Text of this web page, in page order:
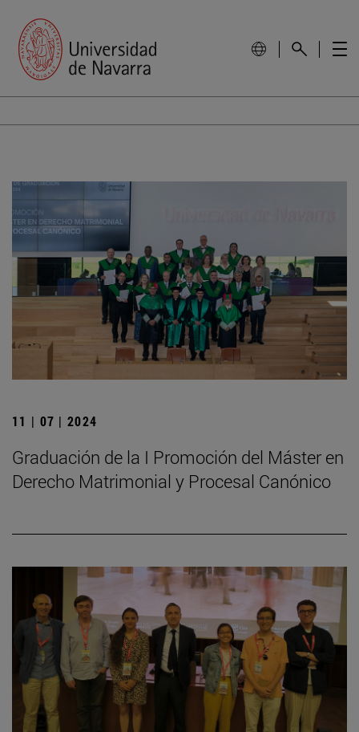
11 | 07 | 2024
Graduación de la I Promoción del Máster en
Derecho Matrimonial y Procesal Canónico